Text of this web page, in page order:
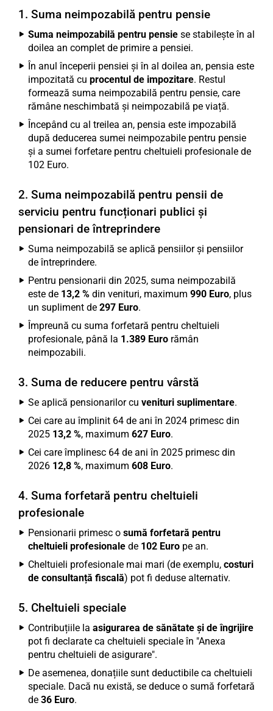
1. Suma neimpozabilă pentru pensie
Suma neimpozabilă pentru pensie se stabilește în al
doilea an complet de primire a pensiei.
În anul începerii pensiei și în al doilea an, pensia este
impozitată cu procentul de impozitare. Restul
formează suma neimpozabilă pentru pensie, care
rămâne neschimbată și neimpozabilă pe viață.
Începând cu al treilea an, pensia este impozabilă
după deducerea sumei neimpozabile pentru pensie
și a sumei forfetare pentru cheltuieli profesionale de
102 Euro.
2. Suma neimpozabilă pentru pensii de
serviciu pentru funcționari publici și
pensionari de întreprindere
Suma neimpozabilă se aplică pensiilor și pensiilor
de întreprindere.
Pentru pensionarii din 2025, suma neimpozabilă
este de 13,2 % din venituri, maximum 990 Euro, plus
un supliment de 297 Euro.
Împreună cu suma forfetară pentru cheltuieli
profesionale, până la 1.389 Euro rămân
neimpozabili.
3. Suma de reducere pentru vârstă
Se aplică pensionarilor cu venituri suplimentare.
Cei care au împlinit 64 de ani în 2024 primesc din
2025 13,2 %, maximum 627 Euro.
Cei care împlinesc 64 de ani în 2025 primesc din
2026 12,8 %, maximum 608 Euro.
4. Suma forfetară pentru cheltuieli
profesionale
Pensionarii primesc o sumă forfetară pentru
cheltuieli profesionale de 102 Euro pe an.
Cheltuieli profesionale mai mari (de exemplu, costuri
de consultanță fiscală) pot fi deduse alternativ.
5. Cheltuieli speciale
Contribuțiile la asigurarea de sănătate și de îngrijire
pot fi declarate ca cheltuieli speciale în "Anexa
pentru cheltuieli de asigurare".
De asemenea, donațiile sunt deductibile ca cheltuieli
speciale. Dacă nu există, se deduce o sumă forfetară
de 36 Euro.